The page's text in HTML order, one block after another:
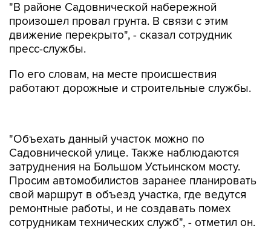
"В районе Садовнической набережной
произошел провал грунта. В связи с этим
движение перекрыто", - сказал сотрудник
пресс-службы.
По его словам, на месте происшествия
работают дорожные и строительные службы.
затруднения на Большом Устьинском мосту.
Просим автомобилистов заранее планировать
свой маршрут в объезд участка, где ведутся
ремонтные работы, и не создавать помех
сотрудникам технических служб", - отметил он.
Гидрометцентр России в понедельник